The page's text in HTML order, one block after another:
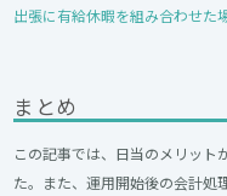
出張に有給休暇を組み合わせた
まとめ
この記事では、日当のメリット
た。また、運用開始後の会計処